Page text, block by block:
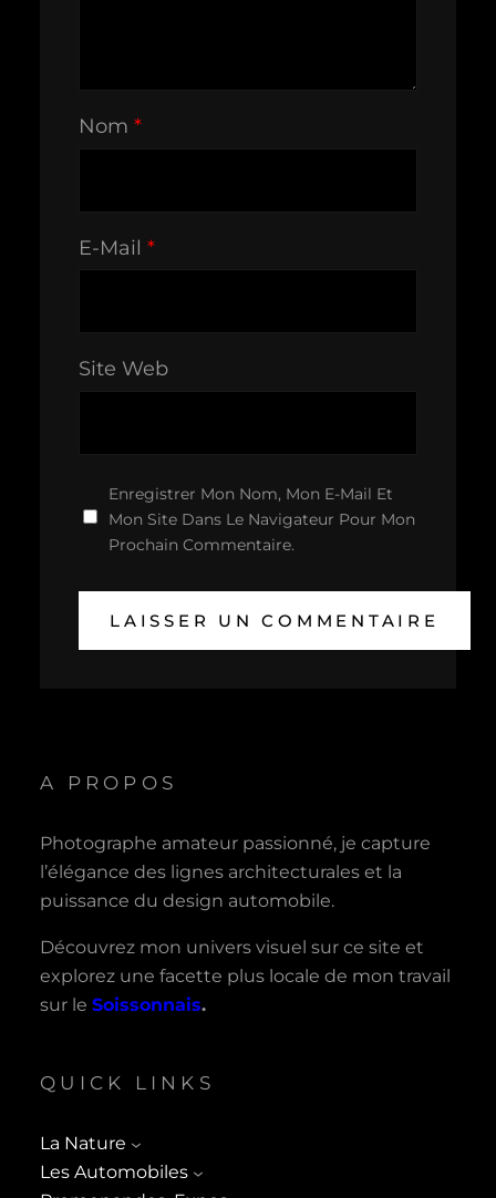
Nom *
E-Mail *
Site Web
Enregistrer Mon Nom, Mon E-Mail Et
Mon Site Dans Le Navigateur Pour Mon
Prochain Commentaire.
A PROPOS
Photographe amateur passionné, je capture
l’élégance des lignes architecturales et la
puissance du design automobile.
Découvrez mon univers visuel sur ce site et
explorez une facette plus locale de mon travail
sur le Soissonnais.
QUICK LINKS
La Nature
Les Automobiles